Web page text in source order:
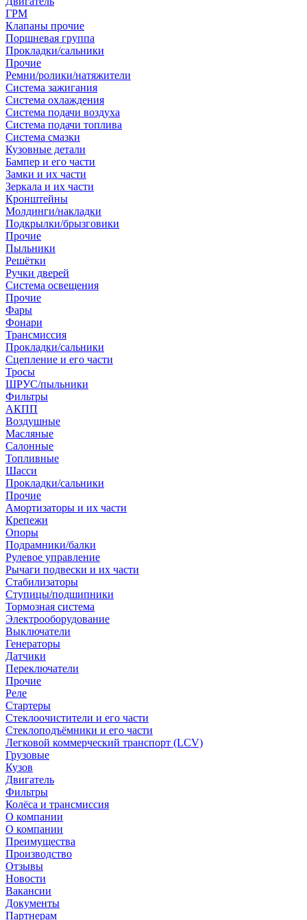
ГРМ
Клапаны прочие
Поршневая группа
Прокладки/сальники
Прочие
Ремни/ролики/натяжители
Система зажигания
Система охлаждения
Система подачи воздуха
Система подачи топлива
Система смазки
Кузовные детали
Бампер и его части
Замки и их части
Зеркала и их части
Кронштейны
Молдинги/накладки
Подкрылки/брызговики
Прочие
Пыльники
Решётки
Ручки дверей
Система освещения
Прочие
Фары
Фонари
Трансмиссия
Прокладки/сальники
Сцепление и его части
Тросы
ШРУС/пыльники
Фильтры
АКПП
Воздушные
Масляные
Салонные
Топливные
Шасси
Прокладки/сальники
Прочие
Амортизаторы и их части
Крепежи
Опоры
Подрамники/балки
Рулевое управление
Рычаги подвески и их части
Стабилизаторы
Ступицы/подшипники
Тормозная система
Электрооборудование
Выключатели
Генераторы
Датчики
Переключатели
Прочие
Реле
Стартеры
Стеклоочистители и его части
Стеклоподъёмники и его части
Легковой коммерческий транспорт (LCV)
Грузовые
Кузов
Двигатель
Фильтры
Колёса и трансмиссия
О компании
О компании
Преимущества
Производство
Отзывы
Новости
Вакансии
Документы
Партнерам